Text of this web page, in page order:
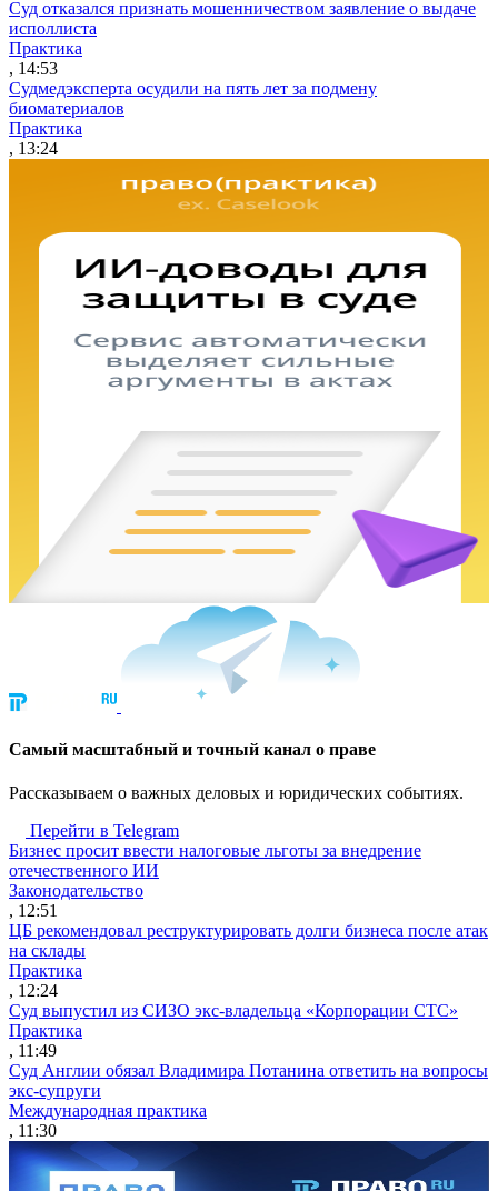
Суд отказался признать мошенничеством заявление о выдаче
исполлиста
Практика
, 14:53
Судмедэксперта осудили на пять лет за подмену
биоматериалов
Практика
, 13:24
Cамый масштабный и точный канал о праве
Рассказываем о важных деловых и юридических событиях.
Перейти в Telegram
Бизнес просит ввести налоговые льготы за внедрение
отечественного ИИ
Законодательство
, 12:51
ЦБ рекомендовал реструктурировать долги бизнеса после атак
на склады
Практика
, 12:24
Суд выпустил из СИЗО экс-владельца «Корпорации СТС»
Практика
, 11:49
Суд Англии обязал Владимира Потанина ответить на вопросы
экс-супруги
Международная практика
, 11:30